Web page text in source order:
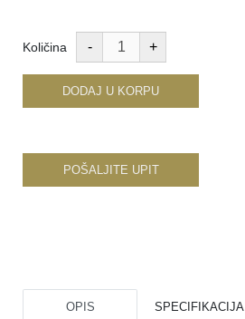
Količina
DODAJ U KORPU
POŠALJITE UPIT
OPIS SPECIFIKACIJA